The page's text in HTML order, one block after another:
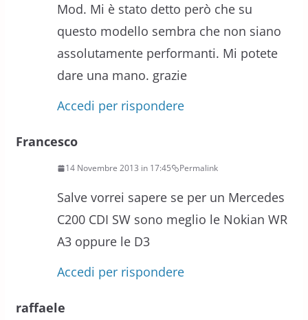
Mod. Mi è stato detto però che su
questo modello sembra che non siano
assolutamente performanti. Mi potete
dare una mano. grazie
Accedi per rispondere
Francesco
14 Novembre 2013 in 17:45 Permalink
Salve vorrei sapere se per un Mercedes
C200 CDI SW sono meglio le Nokian WR
A3 oppure le D3
Accedi per rispondere
raffaele